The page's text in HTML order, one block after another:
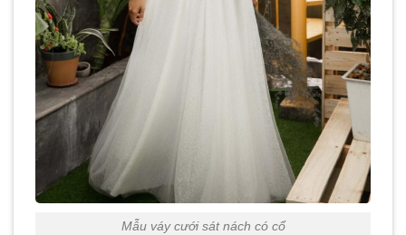
Mẫu váy cưới sát nách có cổ